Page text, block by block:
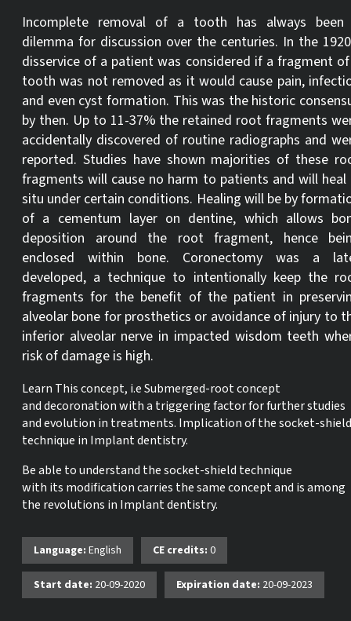
Incomplete removal of a tooth has always been
dilemma for discussion over the centuries. In the
disservice of a patient was considered if a fragment
tooth was not removed as it would cause pain,
and even cyst formation. This was the historic
by then. Up to 11-37% the retained root fragments
accidentally discovered of routine radiographs and
reported. Studies have shown majorities of these
fragments will cause no harm to patients and will heal
situ under certain conditions. Healing will be by
of a cementum layer on dentine, which allows
deposition around the root fragment, hence
enclosed within bone. Coronectomy was a
developed, a technique to intentionally keep the
fragments for the benefit of the patient in
alveolar bone for prosthetics or avoidance of injury to
inferior alveolar nerve in impacted wisdom teeth
risk of damage is high.
Learn This concept, i.eSubmerged-root concept
anddecoronationwith a triggering factor for further studies
and evolution in treatments. Implication of the socket-shield
technique in Implant dentistry.
Be able to understand the socket-shield technique
with its modification carries the same concept and is among
the revolutions in Implant dentistry.
Language: English CE credits: 0
Start date: 20-09-2020 Expiration date: 20-09-2023